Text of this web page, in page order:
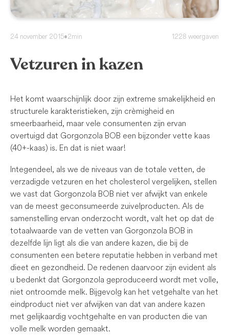
24 november 2015•2min 1228 weergaven
Vetzuren in kazen
Het komt waarschijnlijk door zijn extreme smakelijkheid en
structurele karakteristieken, zijn crèmigheid en
smeerbaarheid, maar vele consumenten zijn ervan
overtuigd dat Gorgonzola BOB een bijzonder vette kaas
(40+-kaas) is. En dat is niet waar!
Integendeel, als we de niveaus van de totale vetten, de
verzadigde vetzuren en het cholesterol vergelijken, stellen
we vast dat Gorgonzola BOB niet ver afwijkt van enkele
van de meest geconsumeerde zuivelproducten. Als de
samenstelling ervan onderzocht wordt, valt het op dat de
totaalwaarde van de vetten van Gorgonzola BOB in
dezelfde lijn ligt als die van andere kazen, die bij de
consumenten een betere reputatie hebben in verband met
dieet en gezondheid. De redenen daarvoor zijn evident als
u bedenkt dat Gorgonzola geproduceerd wordt met volle,
niet ontroomde melk. Bijgevolg kan het vetgehalte van het
eindproduct niet ver afwijken van dat van andere kazen
met gelijkaardig vochtgehalte en van producten die van
volle melk worden gemaakt.